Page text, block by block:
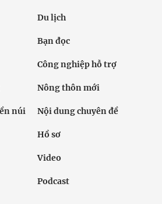
Du lịch
Bạn đọc
Công nghiệp hỗ trợ
Nông thôn mới
núi Nội dung chuyên đề
Hồ sơ
Video
Podcast